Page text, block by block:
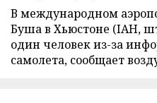
В международном
Буша в Хьюстоне (IAH,
один человек из-за
самолета, сообщает